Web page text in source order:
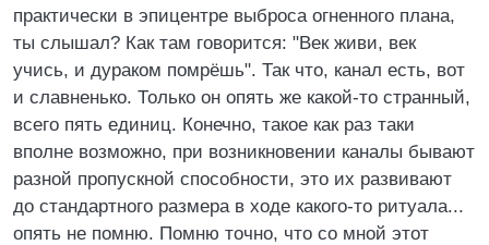
практически в эпицентре выброса огненного плана,
ты слышал? Как там говорится: "Век живи, век
учись, и дураком помрёшь". Так что, канал есть, вот
и славненько. Только он опять же какой-то странный,
всего пять единиц. Конечно, такое как раз таки
вполне возможно, при возникновении каналы бывают
разной пропускной способности, это их развивают
до стандартного размера в ходе какого-то ритуала...
опять не помню. Помню точно, что со мной этот